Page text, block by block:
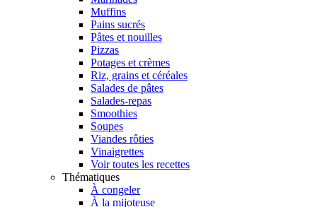
Muffins
Pains sucrés
Pâtes et nouilles
Pizzas
Potages et crèmes
Riz, grains et céréales
Salades de pâtes
Salades-repas
Smoothies
Soupes
Viandes rôties
Vinaigrettes
Voir toutes les recettes
Thématiques
À congeler
À la mijoteuse